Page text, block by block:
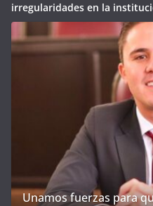
irregularidades en la
Unamos fuerzas para